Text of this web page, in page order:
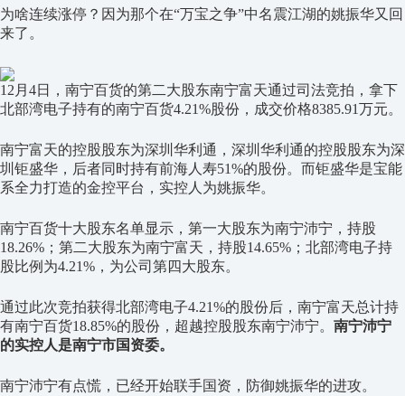
为啥连续涨停？因为那个在“万宝之争”中名震江湖的姚振华又回
来了。
12月4日，南宁百货的第二大股东南宁富天通过司法竞拍，拿下
北部湾电子持有的南宁百货4.21%股份，成交价格8385.91万元。
南宁富天的控股股东为深圳华利通，深圳华利通的控股股东为深
圳钜盛华，后者同时持有前海人寿51%的股份。而钜盛华是宝能
系全力打造的金控平台，实控人为姚振华。
南宁百货十大股东名单显示，第一大股东为南宁沛宁，持股
18.26%；第二大股东为南宁富天，持股14.65%；北部湾电子持
股比例为4.21%，为公司第四大股东。
通过此次竞拍获得北部湾电子4.21%的股份后，南宁富天总计持
有南宁百货18.85%的股份，超越控股股东南宁沛宁。 南宁沛宁
的实控人是南宁市国资委。
南宁沛宁有点慌，已经开始联手国资，防御姚振华的进攻。